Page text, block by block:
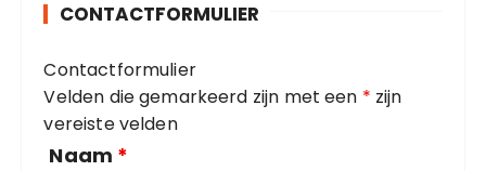
r
e
ë
n
CONTACTFORMULIER
Contactformulier
Velden die gemarkeerd zijn met een * zijn
vereiste velden
Naam *